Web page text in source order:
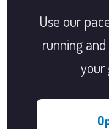
Use our
running
your